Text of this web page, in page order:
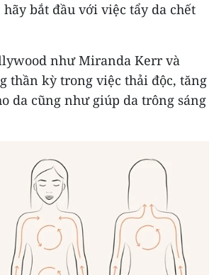
bắt đầu với việc tẩy da chết
như Miranda Kerr và
thần kỳ trong việc thải độc, tăng
da cũng như giúp da trông sáng